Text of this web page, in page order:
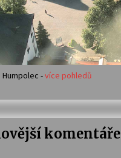
Humpolec -více pohledů
komentáře